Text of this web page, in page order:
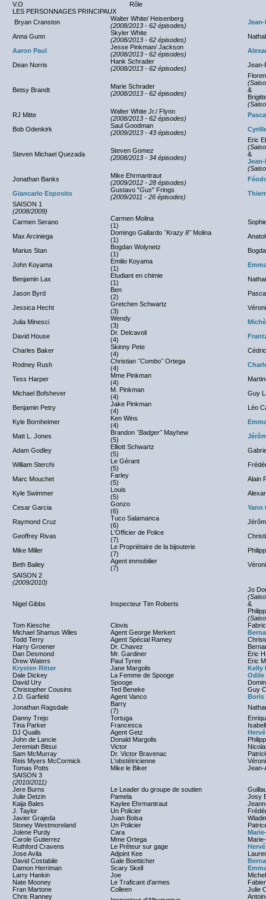
V.O
Rôle
LES PERSONNAGES PRINCIPAUX
Bryan Cranston
Walter White/ Heisenberg
(2008/2013 - 62 épisodes)
Anna Gunn
Skyler White
(2008/2013 - 62 épisodes)
Aaron Paul
Jesse Pinkman/ Jackson
(2008/2013 - 62 épisodes)
Dean Norris
Hank Schrader
(2008/2013 - 62 épisodes)
Jean-
Betsy Brandt
Marie Schrader
(2008/2013 - 62 épisodes)
&
RJ Mitte
Walter White Jr./ Flynn
(2008/2013 - 62 épisodes)
Bob Odenkirk
Saul Goodman
(2009/2013 - 43 épisodes)
Steven Michael Quezada
Steven Gomez
(2008/2013 - 34 épisodes)
Eric
&
Jonathan Banks
Mike Ehrmantraut
(2009/2012 - 28 épisodes)
Giancarlo Esposito
Gustavo "Gus" Frings
(2009/2011 - 26 épisodes)
SAISON 1
(2008/2009)
Carmen Serano
Carmen Molina
(1)
Max Arciniega
Domingo Gallardo "Krazy 8"Molina
(1)
Marius Stan
Bogdan Wolynetz
(1)
John Koyama
Emilio Koyama
(1)
Benjamin Lax
Etudiant en chimie
(1)
Jason Byrd
Ben
(2)
Jessica Hecht
Gretchen Schwartz
(3)
Julia Minesci
Wendy
(3)
David House
Dr. Delcavoli
(4)
Charles Baker
Skinny Pete
(4)
Rodney Rush
Christian "Combo"Ortega
(4)
Tess Harper
Mme Pinkman
(4)
Michael Bofshever
M. Pinkman
(4)
Guy
Benjamin Petry
Jake Pinkman
(4)
Léo
Kyle Bornheimer
Ken Wins
(4)
Matt L. Jones
Brandon "Badger"Mayhew
(5)
Adam Godley
Elliott Schwartz
(5)
William Sterchi
Le Gérant
(5)
Marc Mouchet
Farley
(5)
Alain
Kyle Swimmer
Louis
(5)
Cesar Garcia
Gonzo
(6)
Yann
Raymond Cruz
Tuco Salamanca
(6)
Geoffrey Rivas
L'Officier de Police
(7)
Mike Miller
Le Propriétaire de la bijouterie
(7)
Beth Bailey
Agent immobilier
(7)
SAISON 2
(2009/2010)
Nigel Gibbs Inspecteur Tim Roberts
Jo
&
Tom Kiesche
Clovis
Michael Shamus Wiles
Agent George Merkert
Todd Terry
Agent Spécial Ramey
Harry Groener
Dr. Chavez
Dan Desmond
Mr. Gardiner
Eric
Drew Waters
Paul Tyree
Eric
Krysten Ritter
Jane Margolis
Kelly
Dale Dickey
La Femme de Spooge
Odile
David Ury
Spooge
Christopher Cousins
Ted Beneke
Guy
J.D. Garfield
Agent Vanco
Boris
Jonathan Ragsdale
Barry
(7)
Danny Trejo
Tortuga
Tina Parker
Francesca
DJ Qualls
Agent Getz
John de Lancie
Donald Margolis
Jeremiah Bitsui
Victor
Sam McMurray
Dr. Victor Bravenac
Reis Myers McCormick
L'obstétricienne
Tomas Potts
Mike le Biker
Jean-
SAISON 3
(2010/2011)
Jere Burns
Le Leader du groupe de soutien
Julie Detzin
Pamela
Josy
Kaija Bales
Kaylee Ehrmantraut
J. Taylor
Un Policier
Javier Grajeda
Juan Bolsa
Stoney Westmoreland
Un Policier
Jolene Purdy
Cara
Carole Gutierrez
Mme Ortega
Ruthford Cravens
Le Prêteur sur gage
Jose Avila
Adjoint Kee
David Costabile
Gale Boetticher
Damon Herriman
Scary Skell
Larry Hankin
Joe
Nate Mooney
Le Traficant d'armes
Fran Martone
Colleen
Julie
Chris Ranney